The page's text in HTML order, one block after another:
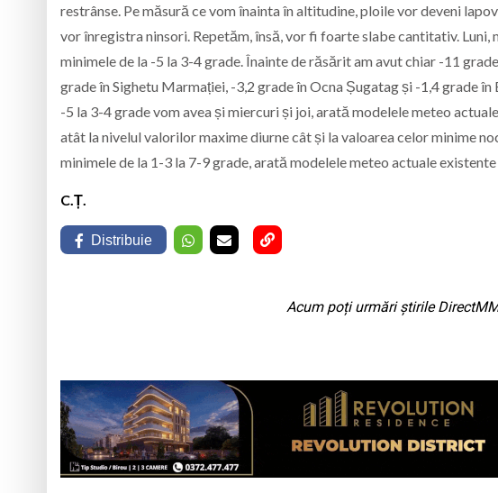
restrânse. Pe măsură ce vom înainta în altitudine, ploile vor deveni
vor înregistra ninsori. Repetăm, însă, vor fi foarte slabe cantitativ.
minimele de la -5 la 3-4 grade. Înainte de răsărit am avut chiar -11
grade în Sighetu Marmației, -3,2 grade în Ocna Șugatag și -1,4 grade
-5 la 3-4 grade vom avea și miercuri și joi, arată modelele meteo
atât la nivelul valorilor maxime diurne cât și la valoarea celor minime
minimele de la 1-3 la 7-9 grade, arată modelele meteo actuale
C.Ț.
Distribuie
Acum poți urmări știrile